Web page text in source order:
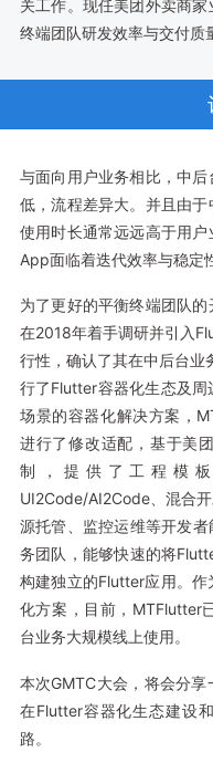
关工作。现任美团外卖商
终端团队研发效率与交付质
与面向用户业务相比，中
低，流程差异大。并且由
使用时长通常远远高于用
App面临着迭代效率与稳定
为了更好的平衡终端团队
在2018年着手调研并引入
行性，确认了其在中后台
行了Flutter容器化生态及
场景的容器化解决方案，
进行了修改适配，基于美
制，提供了工程模
UI2Code/AI2Code、混合
源托管、监控运维等开发
务团队，能够快速的将
构建独立的Flutter应用。
化方案，目前，MTFlutter
台业务大规模线上使用。
本次GMTC大会，将会分
在Flutter容器化生态建设
路。